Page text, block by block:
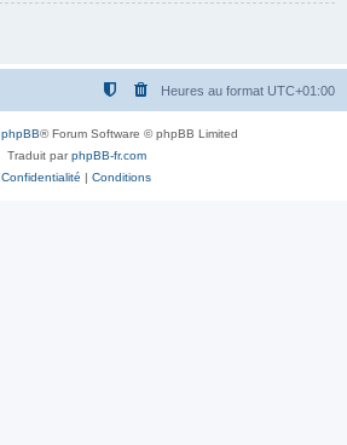
Heures au format UTC+01:00
phpBB® Forum Software © phpBB Limited
Traduit parphpBB-fr.com
Confidentialité | Conditions